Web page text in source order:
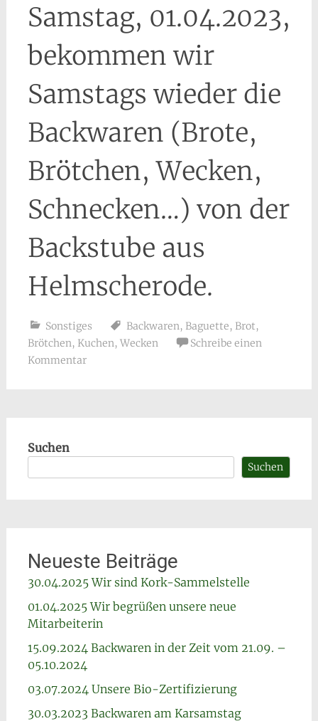
Samstag, 01.04.2023,
bekommen wir
Samstags wieder die
Backwaren (Brote,
Brötchen, Wecken,
Schnecken…) von der
Backstube aus
Helmscherode.
Sonstiges Backwaren, Baguette, Brot,
Brötchen, Kuchen, Wecken
Schreibe einen
Kommentar
Suchen
Suchen
Neueste Beiträge
30.04.2025 Wir sind Kork-Sammelstelle
01.04.2025 Wir begrüßen unsere neue
Mitarbeiterin
15.09.2024 Backwaren in der Zeit vom 21.09. –
05.10.2024
03.07.2024 Unsere Bio-Zertifizierung
30.03.2023 Backwaren am Karsamstag